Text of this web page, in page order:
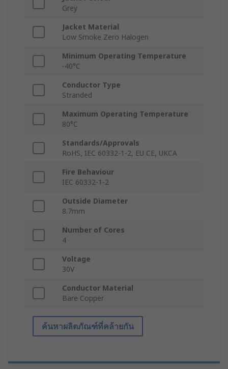
Grey
Jacket Material
Low Smoke Zero Halogen
Minimum Operating Temperature
-40°C
Conductor Type
Stranded
Maximum Operating Temperature
80°C
Standards/Approvals
RoHS, IEC 60332-1-2, EU CE, UKCA
Fire Behaviour
IEC 60332-1-2
Outside Diameter
8.7mm
Number of Cores
4
Voltage
30V
Conductor Material
Bare Copper
ค้นหาผลิตภัณฑ์ที่คล้ายกัน